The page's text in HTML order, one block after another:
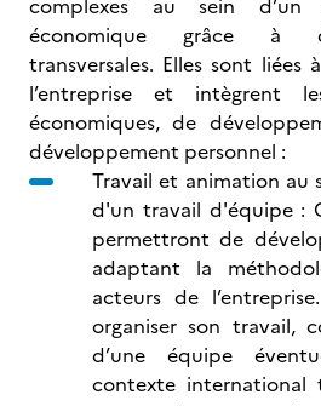
complexes au sein d’un
économique grâce à
transversales. Elles sont liées
l’entreprise et intègrent
économiques, de
développement personnel :
Travail et animation au
d'un travail d'équipe :
permettront de
adaptant la
acteurs de
organiser son travail,
d’une équipe
contexte